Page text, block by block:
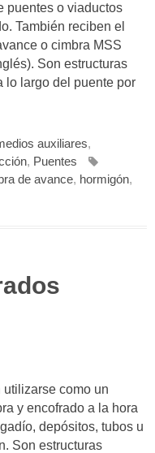
puentes o viaductos
También reciben el
o cimbra MSS
Son estructuras
lo largo del puente por
auxiliares,
, Puentes
de avance, hormigón,
utilizarse como un
y encofrado a la hora
depósitos, tubos u
Son estructuras